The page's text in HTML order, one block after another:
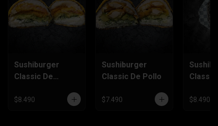
Sushiburger
Classic De
$8.490
Sushiburger
Classic De Pollo
$7.490
Classic
$8.490